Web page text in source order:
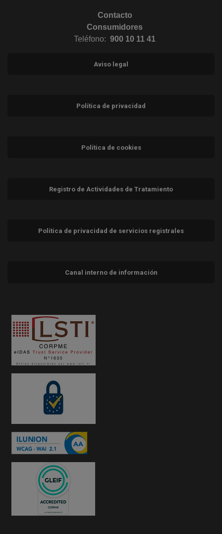
Contacto
Consumidores
Teléfono: 900 10 11 41
Aviso legal
Política de privacidad
Política de cookies
Registro de Actividades de Tratamiento
Política de privacidad de servicios registrales
Canal interno de información